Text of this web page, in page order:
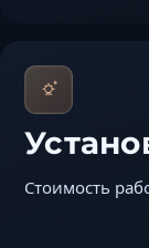
Стоимость